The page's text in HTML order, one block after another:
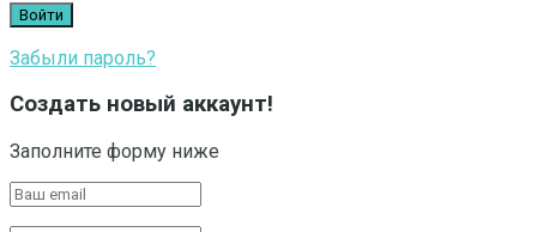
Забыли пароль?
Создать новый аккаунт!
Заполните форму ниже